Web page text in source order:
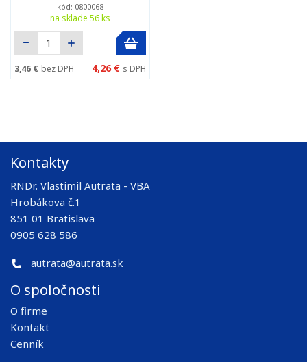
kód: 0800068
na sklade 56 ks
3,46 € bez DPH 4,26 € s DPH
Kontakty
RNDr. Vlastimil Autrata - VBA
Hrobákova č.1
851 01 Bratislava
0905 628 586
autrata@autrata.sk
O spoločnosti
O firme
Kontakt
Cenník